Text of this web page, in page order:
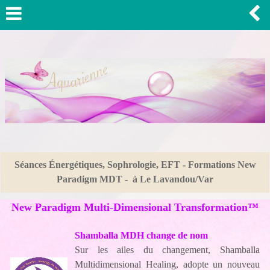
Séances Énergétiques, Sophrologie, EFT - Formations New
Paradigm MDT - à Le Lavandou/Var
New Paradigm Multi-Dimensional Transformation™
Shamballa MDH change de nom
Sur les ailes du changement, Shamballa
Multidimensional Healing, adopte un nouveau